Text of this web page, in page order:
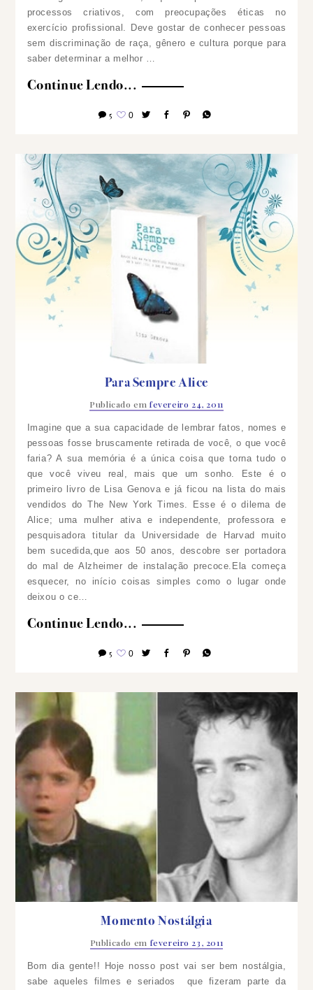
processos criativos, com preocupações éticas no
exercício profissional. Deve gostar de conhecer pessoas
sem discriminação de raça, gênero e cultura porque para
saber determinar a melhor …
Continue Lendo...
5 0
Para Sempre Alice
Publicado em fevereiro 24, 2011
Imagine que a sua capacidade de lembrar fatos, nomes e
pessoas fosse bruscamente retirada de você, o que você
faria? A sua memória é a única coisa que torna tudo o
que você viveu real, mais que um sonho. Este é o
primeiro livro de Lisa Genova e já ficou na lista do mais
vendidos do The New York Times.
Esse é o dilema de
Alice; uma mulher ativa e independente, professora e
pesquisadora titular da Universidade de Harvad muito
bem sucedida,que aos 50 anos, descobre ser portadora
do mal de Alzheimer de instalação precoce.Ela começa
esquecer, no início coisas simples como o lugar onde
deixou o ce…
Continue Lendo...
5 0
Momento Nostálgia
Publicado em fevereiro 23, 2011
Bom dia gente!! Hoje nosso post vai ser bem nostálgia,
sabe aqueles filmes e seriados que fizeram parte da